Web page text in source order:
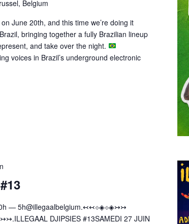
Belgium
June 20th, and this time we’re doing it
bringing together a fully Brazilian lineup
and take over the night.
voices in Brazil’s underground electronic
— 5h@illegaalbelgium.↢↢⟐◈⟐◈↣↣
DJIPSIES #13SAMEDI 27 JUIN